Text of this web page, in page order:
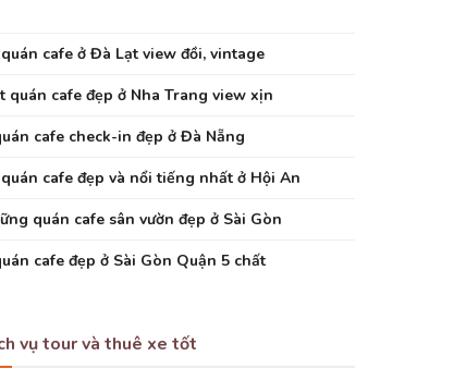
cafe ở Đà Lạt view đồi, vintage
quán cafe đẹp ở Nha Trang view xịn
cafe check-in đẹp ở Đà Nẵng
cafe đẹp và nổi tiếng nhất ở Hội An
quán cafe sân vườn đẹp ở Sài Gòn
cafe đẹp ở Sài Gòn Quận 5 chất
vụ tour và thuê xe tốt